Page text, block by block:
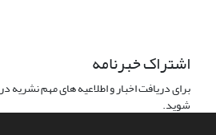
اشتراک خبرنامه
برای دریافت اخبار و اطلاعیه های مهم
شوید.